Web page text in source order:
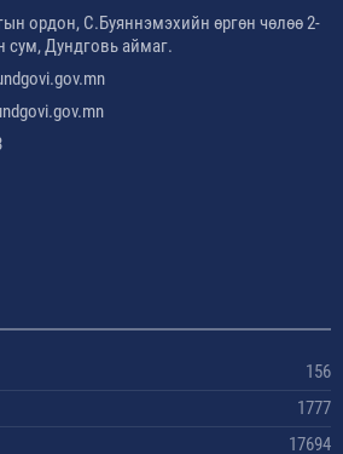
ордон, С.Буяннэмэхийн өргөн чөлөө 2-
сум, Дундговь аймаг.
156
1777
17694